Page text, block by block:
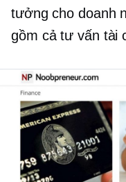
tưởng chodoanh
gồm cả tư vấn tài